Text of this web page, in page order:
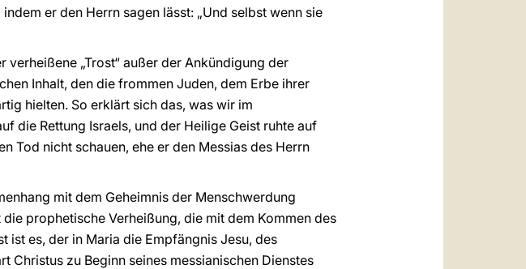
er den Herrn sagen lässt: „Und selbst wenn sie
„Trost“ außer der Ankündigung der
Inhalt, den die frommen Juden, dem Erbe ihrer
hielten. So erklärt sich das, was wir im
die Rettung Israels, und der Heilige Geist ruhte auf
Tod nicht schauen, ehe er den Messias des Herrn
mit dem Geheimnis der Menschwerdung
prophetische Verheißung, die mit dem Kommen des
ist es, der in Maria die Empfängnis Jesu, des
Christus zu Beginn seines messianischen Dienstes